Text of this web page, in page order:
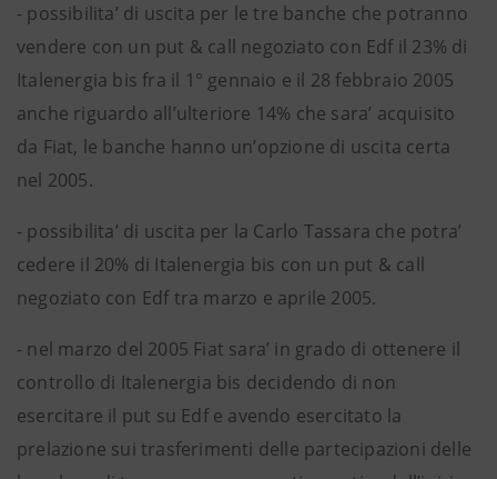
- possibilita’ di uscita per le tre banche che potranno
vendere con un put & call negoziato con Edf il 23% di
Italenergia bis fra il 1° gennaio e il 28 febbraio 2005
anche riguardo all’ulteriore 14% che sara’ acquisito
da Fiat, le banche hanno un’opzione di uscita certa
nel 2005.
- possibilita’ di uscita per la Carlo Tassara che potra’
cedere il 20% di Italenergia bis con un put & call
negoziato con Edf tra marzo e aprile 2005.
- nel marzo del 2005 Fiat sara’ in grado di ottenere il
controllo di Italenergia bis decidendo di non
esercitare il put su Edf e avendo esercitato la
prelazione sui trasferimenti delle partecipazioni delle